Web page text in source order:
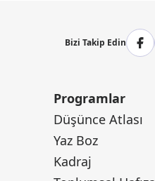
Bizi Takip Edin
Programlar
Düşünce Atlası
Yaz Boz
Kadraj